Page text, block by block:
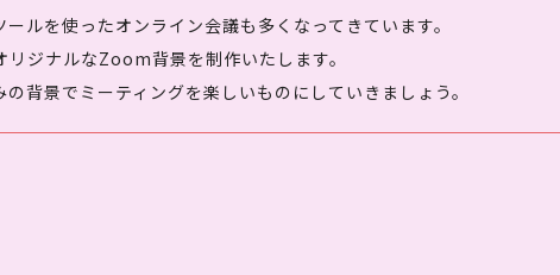
ルを使ったオンライン会議も多くなってきています。
ジナルなZoom背景を制作いたします。
背景でミーティングを楽しいものにしていきましょう。